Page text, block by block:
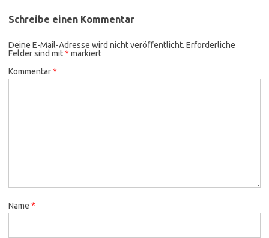
Schreibe einen Kommentar
Deine E-Mail-Adresse wird nicht veröffentlicht. Erforderliche
Felder sind mit* markiert
Kommentar*
Name *